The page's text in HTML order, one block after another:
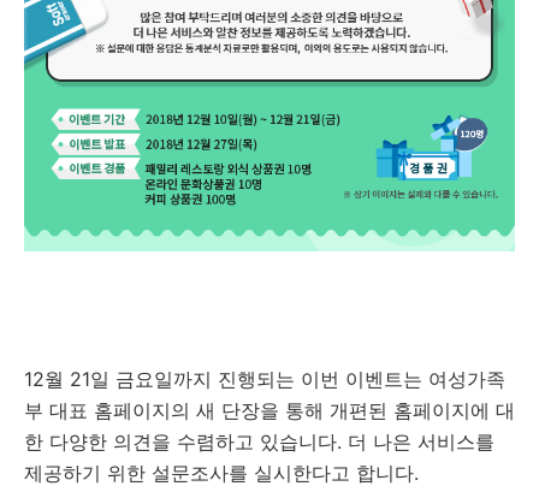
12월 21일 금요일까지 진행되는 이번 이벤트는 여성가족
부 대표 홈페이지의 새 단장을 통해 개편된 홈페이지에 대
한 다양한 의견을 수렴하고 있습니다. 더 나은 서비스를
제공하기 위한 설문조사를 실시한다고 합니다.